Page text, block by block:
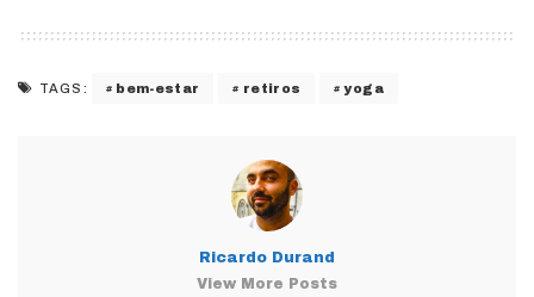
TAGS: bem-estar retiros yoga
Ricardo Durand
View More Posts